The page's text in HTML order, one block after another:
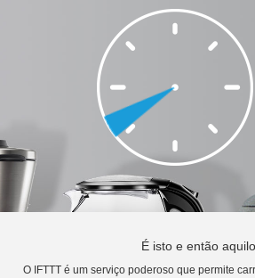
É isto e então aquilo
O IFTTT é um serviço poderoso que permite